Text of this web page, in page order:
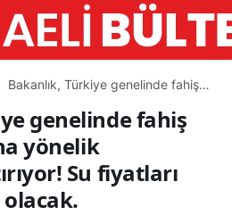
Bakanlık, Türkiye genelinde fahiş
denetimleri artırıyor! Su fiyatları
kontrol altında olacak.
genelinde fahiş
yönelik
Su fiyatları
PAYLAŞ